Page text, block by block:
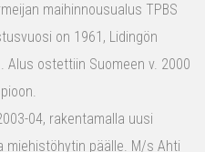
maihinnousualus TPBS
on 1961, Lidingön
Alus ostettiin Suomeen v. 2000
04, rakentamalla uusi
miehistöhytin päälle. M/s Ahti